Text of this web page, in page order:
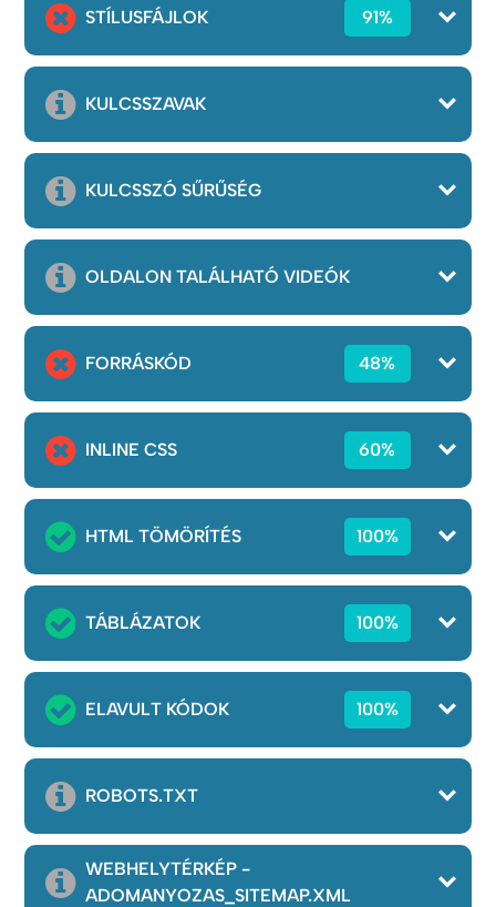
STÍLUSFÁJLOK 91%
KULCSSZAVAK
KULCSSZÓ SŰRŰSÉG
OLDALON TALÁLHATÓ VIDEÓK
FORRÁSKÓD 48%
INLINE CSS 60%
HTML TÖMÖRÍTÉS 100%
TÁBLÁZATOK 100%
ELAVULT KÓDOK 100%
ROBOTS.TXT
WEBHELYTÉRKÉP -
ADOMANYOZAS_SITEMAP.XML